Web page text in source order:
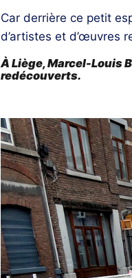
Car derrière ce petit
d’artistes et d’œuvres
À Liège, Marcel-Louis
redécouverts.